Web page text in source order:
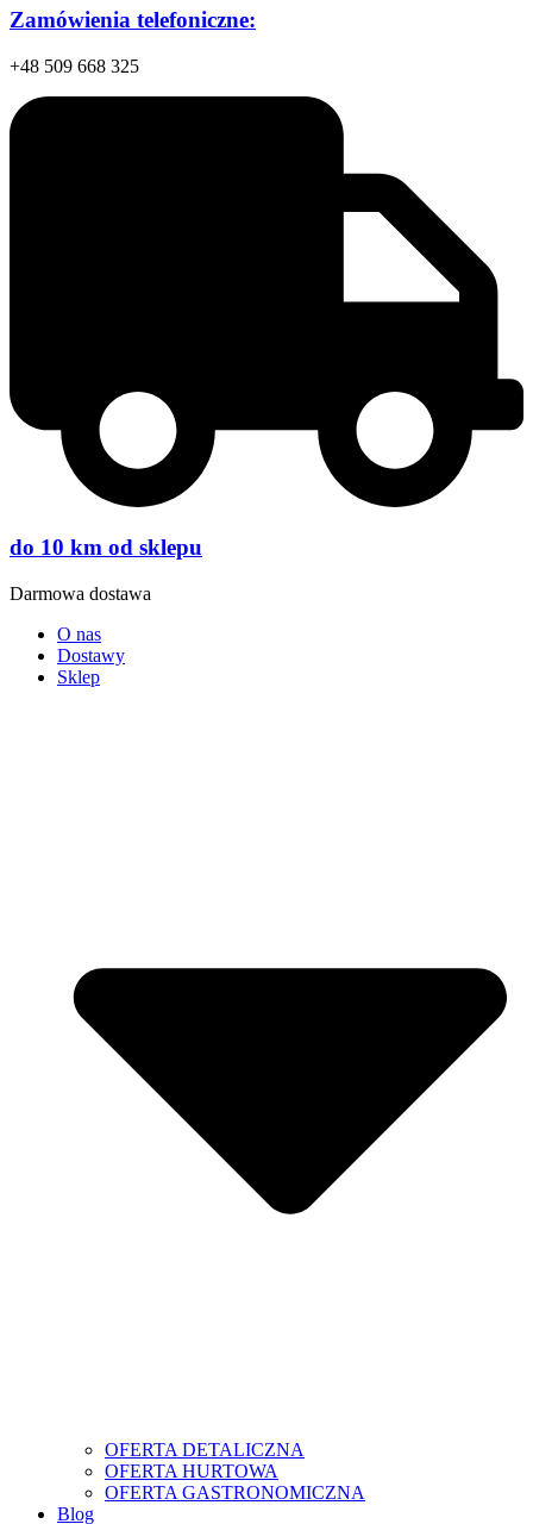
Zamówienia telefoniczne:
+48 509 668 325
do 10 km od sklepu
Darmowa dostawa
O nas
Dostawy
Sklep
OFERTA DETALICZNA
OFERTA HURTOWA
OFERTA GASTRONOMICZNA
Blog